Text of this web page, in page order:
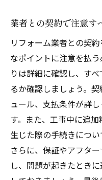
業者との契約で注意す
リフォーム業者との契
なポイントに注意を払
りは詳細に確認し、す
るか確認しましょう。
ュール、支払条件が詳
す。また、工事中に追
生じた際の手続きについ
さらに、保証やアフタ
し、問題が起きたとき